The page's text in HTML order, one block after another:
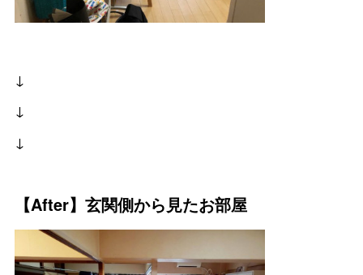
↓
↓
↓
【After】玄関側から見たお部屋